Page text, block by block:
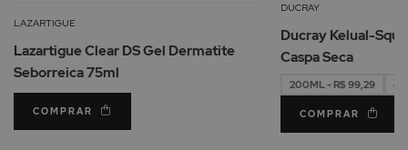
Desejos
LAZARTIGUE
Lazartigue Clear DS Gel Dermatite
Seborreica 75ml
COMPRAR
DUCRAY
Ducray Kelual-
Caspa Seca
200ML - R$ 99,29
COMPRAR